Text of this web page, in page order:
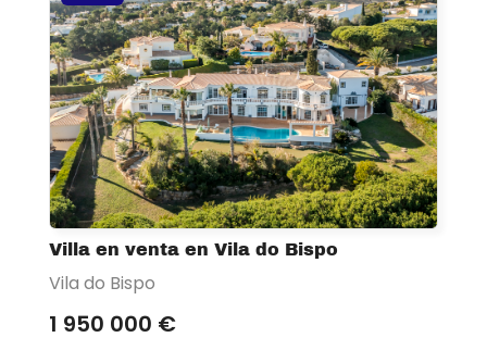
Villa en venta en Vila do Bispo
Vila do Bispo
1 950 000 €